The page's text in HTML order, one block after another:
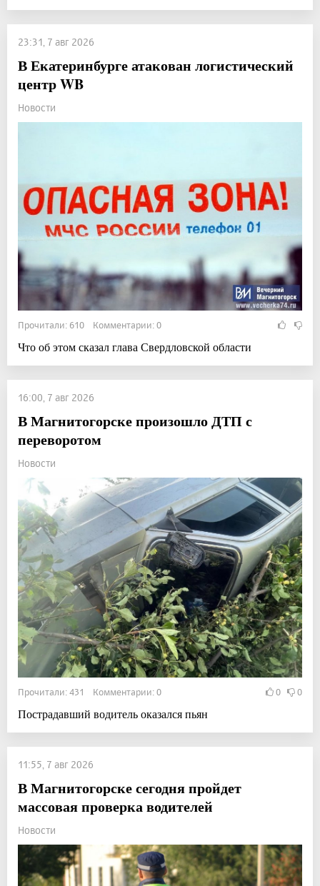
23:31, 7 авг 2026
В Екатеринбурге атакован логистический
центр WB
Новости
Прочитали: 610 Комментарии: 0
Что об этом сказал глава Свердловской области
16:00, 7 авг 2026
В Магнитогорске произошло ДТП с
переворотом
Новости
Прочитали: 431 Комментарии: 0 0 0
Пострадавший водитель оказался пьян
11:55, 7 авг 2026
В Магнитогорске сегодня пройдет
массовая проверка водителей
Новости